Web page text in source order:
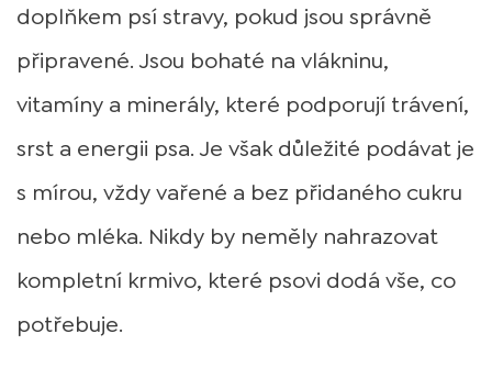
doplňkem psí stravy, pokud jsou správně
připravené. Jsou bohaté na vlákninu,
vitamíny a minerály, které podporují trávení,
srst a energii psa. Je však důležité podávat je
s mírou, vždy vařené a bez přidaného cukru
nebo mléka. Nikdy by neměly nahrazovat
kompletní krmivo, které psovi dodá vše, co
potřebuje.